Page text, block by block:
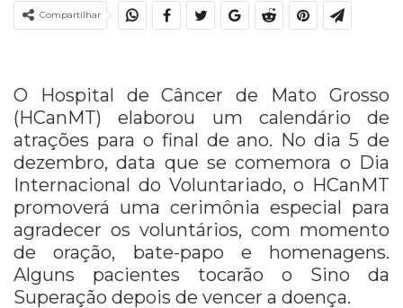
Compartilhar
O Hospital de Câncer de Mato Grosso
(HCanMT) elaborou um calendário de
atrações para o final de ano. No dia 5 de
dezembro, data que se comemora o Dia
Internacional do Voluntariado, o HCanMT
promoverá uma cerimônia especial para
agradecer os voluntários, com momento
de oração, bate-papo e homenagens.
Alguns pacientes tocarão o Sino da
Superação depois de vencer a doença.